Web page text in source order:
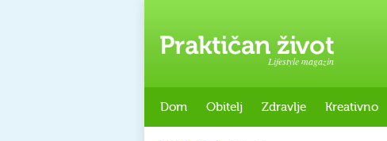
Lifestyle magazin
Dom Obitelj Zdravlje Kreativno